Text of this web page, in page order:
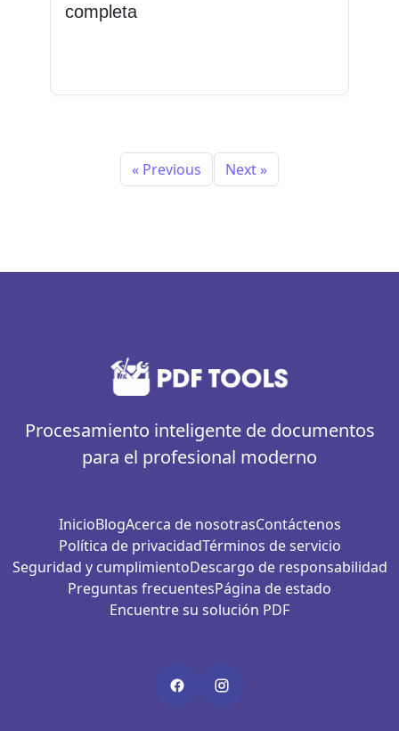
completa
« Previous Next »
Procesamiento inteligente de documentos
para el profesional moderno
InicioBlogAcerca de nosotrasContáctenos
Política de privacidadTérminos de servicio
Seguridad y cumplimientoDescargo de responsabilidad
Preguntas frecuentesPágina de estado
Encuentre su solución PDF